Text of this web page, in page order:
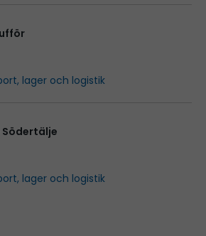
lager och logistik
lager och logistik